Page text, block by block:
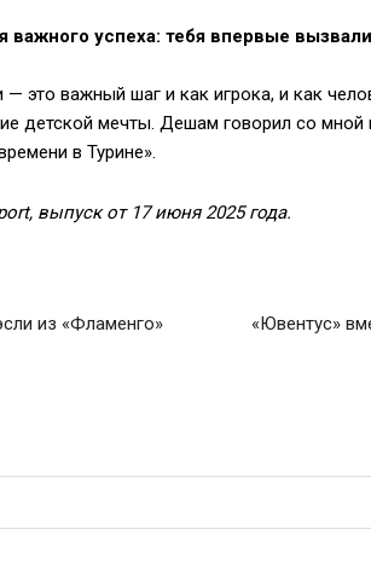
успеха: тебя впервые
это важный шаг и как игрока, и как
детской мечты. Дешам говорил со мной
в Турине».
выпуск от 17 июня 2025 года.
из «Фламенго» «Ювентус»